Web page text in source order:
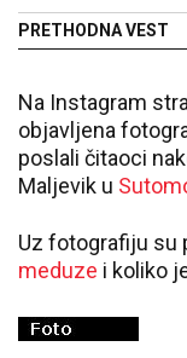
PRETHODNA VEST
Na Instagram
objavljena
poslali čitaoci
Maljevik u
Uz fotografiju su
meduze i koliko